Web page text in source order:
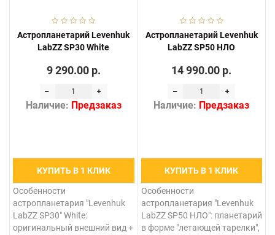
Астропланетарий Levenhuk
LabZZ SP30 White
9 290.00 р.
Наличие: Предзаказ
КУПИТЬ В 1 КЛИК
Особенности
астропланетария "Levenhuk
LabZZ SP30" White:
оригинальный внешний вид +
Астропланетарий Levenhuk
LabZZ SP50 НЛО
14 990.00 р.
Наличие: Предзаказ
КУПИТЬ В 1 КЛИК
Особенности
астропланетария "Levenhuk
LabZZ SP50 НЛО": планетарий
в форме "летающей тарелки",